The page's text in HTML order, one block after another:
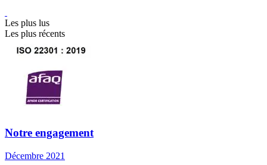
Les plus lus
Les plus récents
Notre engagement
Décembre 2021